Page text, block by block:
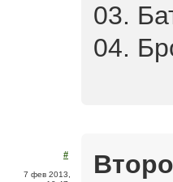
03.
04.
#
7 фев 2013,